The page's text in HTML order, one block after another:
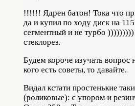
!!!!!! Ядрен батон! Тока что
да и купил по ходу диск на
сегментный и не турбо
стеклорез.
Будем короче изучать вопрос
кого есть советы, то давайте.
Видал кстати простенькие
(роликовые): с упором и